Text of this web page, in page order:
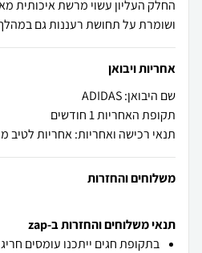
ושומרת על תחושת רעננות גם במהלך
אחריות ויבואן
שם היבואן: ADIDAS
תקופת האחריות 1 חודשים
תנאי רכישה ואחריות: אחריות לטיב
משלוחים והחזרות
תנאי משלוחים והחזרות ב-zap
בתקופת חגים ייתכנו עומסים